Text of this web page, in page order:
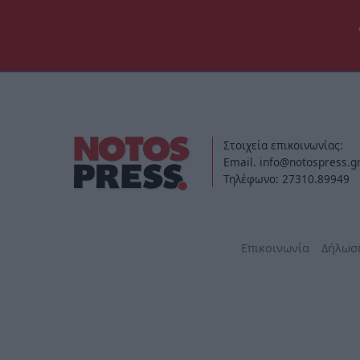
Στοιχεία επικοινωνίας:
Email. info@notospress.gr
Τηλέφωνο: 27310.89949
Επικοινωνία